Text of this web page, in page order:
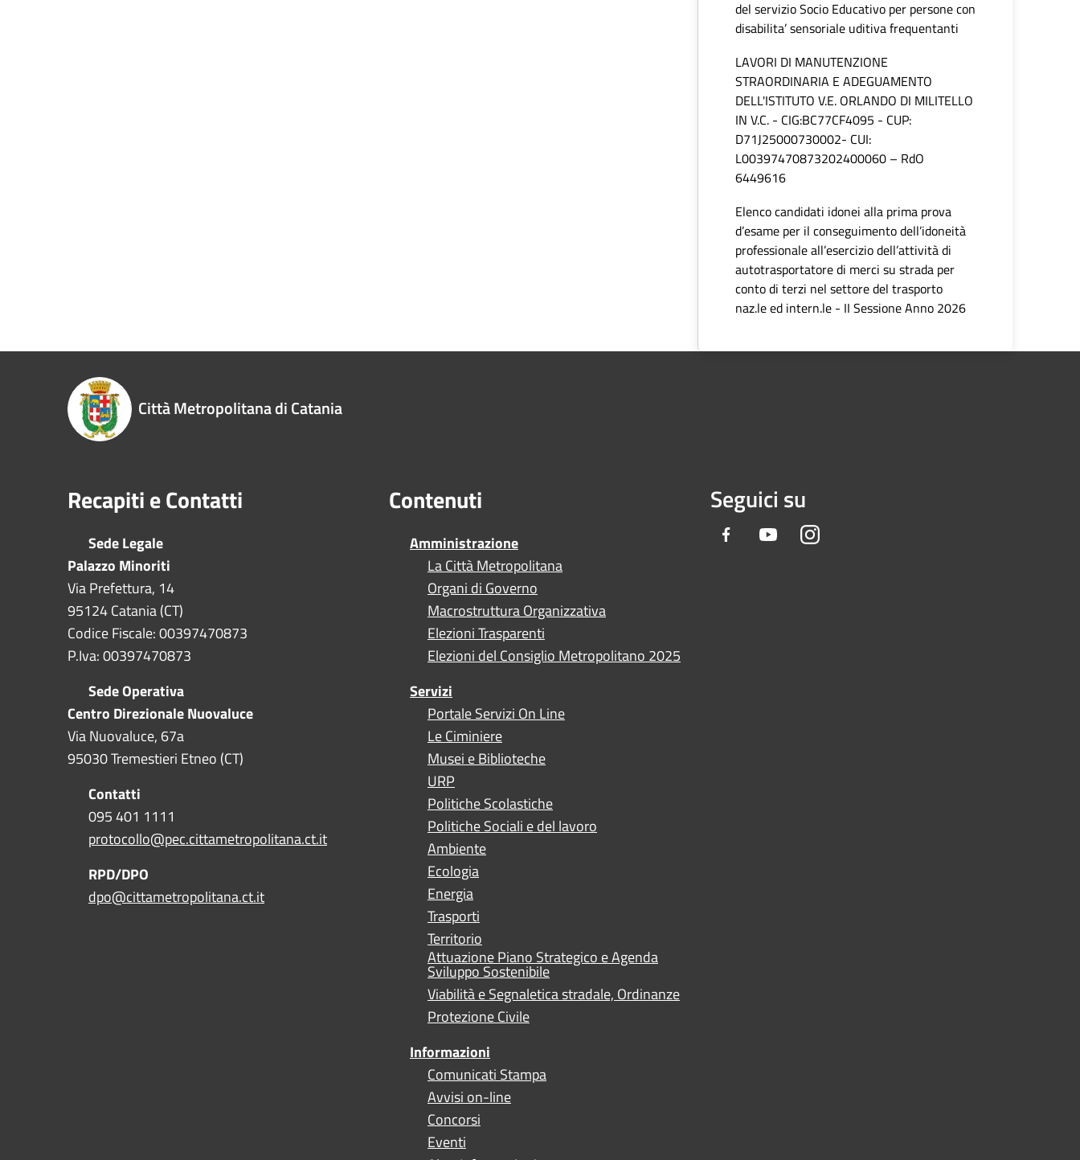
del servizio Socio Educativo per persone con
disabilita’ sensoriale uditiva frequentanti
LAVORI DI MANUTENZIONE
STRAORDINARIA E ADEGUAMENTO
DELL'ISTITUTO V.E. ORLANDO DI MILITELLO
IN V.C. - CIG:BC77CF4095 - CUP:
D71J25000730002- CUI:
L00397470873202400060 – RdO
6449616
Elenco candidati idonei alla prima prova
d’esame per il conseguimento dell’idoneità
professionale all’esercizio dell’attività di
autotrasportatore di merci su strada per
conto di terzi nel settore del trasporto
naz.le ed intern.le - II Sessione Anno 2026
Città Metropolitana di Catania
Recapiti e Contatti
Sede Legale
Palazzo Minoriti
Via Prefettura, 14
95124 Catania (CT)
Codice Fiscale: 00397470873
P.Iva: 00397470873
Sede Operativa
Centro Direzionale Nuovaluce
Via Nuovaluce, 67a
95030 Tremestieri Etneo (CT)
Contatti
095 401 1111
protocollo@pec.cittametropolitana.ct.it
RPD/DPO
dpo@cittametropolitana.ct.it
Contenuti
Amministrazione
La Città Metropolitana
Organi di Governo
Macrostruttura Organizzativa
Elezioni Trasparenti
Elezioni del Consiglio Metropolitano 2025
Servizi
Portale Servizi On Line
Le Ciminiere
Musei e Biblioteche
URP
Politiche Scolastiche
Politiche Sociali e del lavoro
Ambiente
Ecologia
Energia
Trasporti
Territorio
Attuazione Piano Strategico e Agenda
Sviluppo Sostenibile
Viabilità e Segnaletica stradale, Ordinanze
Protezione Civile
Informazioni
Comunicati Stampa
Avvisi on-line
Concorsi
Eventi
Seguici su
Facebook YoutubeInstagram